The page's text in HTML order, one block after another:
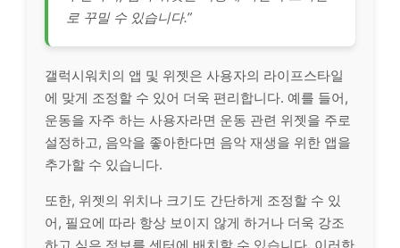
로 꾸밀 수 있습니다.”
갤럭시워치의 앱 및 위젯은 사용자의 라이프스타일
에 맞게 조정할 수 있어 더욱 편리합니다. 예를 들어,
운동을 자주 하는 사용자라면 운동 관련 위젯을 주로
설정하고, 음악을 좋아한다면 음악 재생을 위한 앱을
추가할 수 있습니다.
또한, 위젯의 위치나 크기도 간단하게 조정할 수 있
어, 필요에 따라 항상 보이지 않게 하거나 더욱 강조